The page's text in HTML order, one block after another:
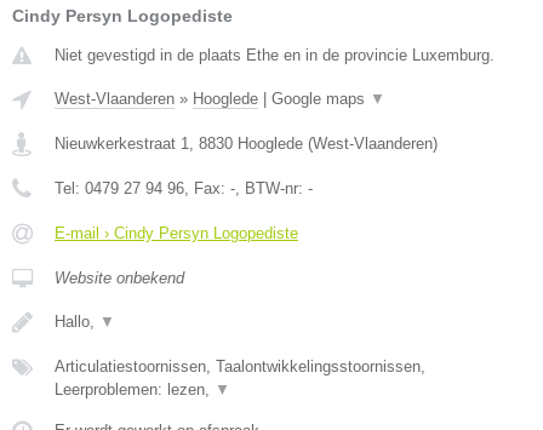
Cindy Persyn Logopediste
Niet gevestigd in de plaats Ethe en in de provincie Luxemburg.
West-Vlaanderen » Hooglede Google maps ▼
Nieuwkerkestraat 1, 8830 Hooglede (West-Vlaanderen)
Tel: 0479 27 94 96, Fax: -, BTW-nr: -
E-mail › Cindy Persyn Logopediste
Website onbekend
Hallo, ▼
Articulatiestoornissen, Taalontwikkelingsstoornissen,
Leerproblemen: lezen, ▼